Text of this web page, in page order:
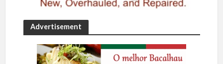
Advertisement